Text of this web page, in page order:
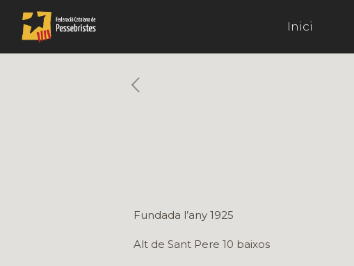
Inici
Fundada l’any 1925
Alt de Sant Pere 10 baixos